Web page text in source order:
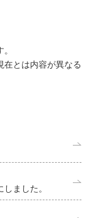
とは内容が異なる
ました。